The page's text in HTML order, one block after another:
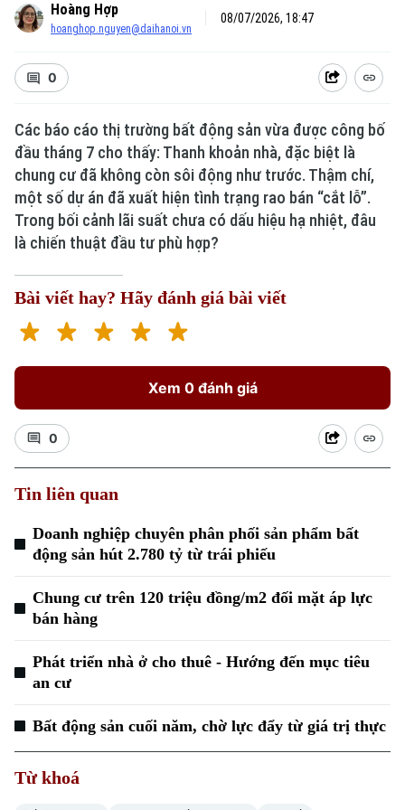
Xu hướng
Hoàng Hợp
hoanghop.nguyen@daihanoi.vn
08/07/2026, 18:47
0
Các báo cáo thị trường bất động sản vừa được công bố
đầu tháng 7 cho thấy: Thanh khoản nhà, đặc biệt là
chung cư đã không còn sôi động như trước. Thậm chí,
một số dự án đã xuất hiện tình trạng rao bán “cắt lỗ”.
Trong bối cảnh lãi suất chưa có dấu hiệu hạ nhiệt, đâu
là chiến thuật đầu tư phù hợp?
Bài viết hay? Hãy đánh giá bài viết
Xem 0 đánh giá
0
Tin liên quan
Doanh nghiệp chuyên phân phối sản phẩm bất
động sản hút 2.780 tỷ từ trái phiếu
Chung cư trên 120 triệu đồng/m2 đối mặt áp lực
bán hàng
Phát triển nhà ở cho thuê - Hướng đến mục tiêu
an cư
Bất động sản cuối năm, chờ lực đẩy từ giá trị thực
Từ khoá